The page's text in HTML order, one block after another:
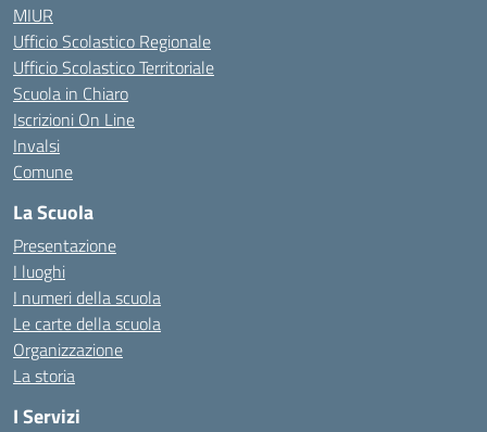
MIUR
Ufficio Scolastico Regionale
Ufficio Scolastico Territoriale
Scuola in Chiaro
Iscrizioni On Line
Invalsi
Comune
La Scuola
Presentazione
I luoghi
I numeri della scuola
Le carte della scuola
Organizzazione
La storia
I Servizi